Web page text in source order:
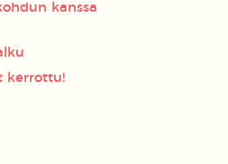
kanssa
kerrottu!